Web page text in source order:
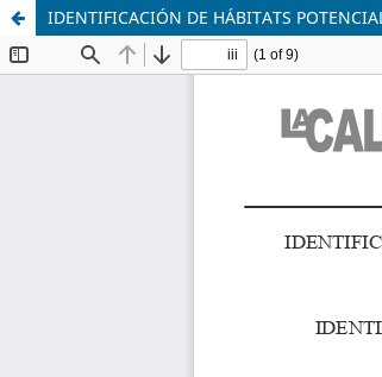
IDENTIFICACIÓN DE HÁBITATS